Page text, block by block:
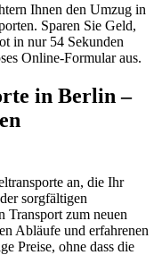
Ihnen den Umzug in
Sparen Sie Geld,
in nur 54 Sekunden
Online-Formular aus.
in Berlin –
an, die Ihr
sorgfältigen
Transport zum neuen
Abläufe und erfahrenen
Preise, ohne dass die